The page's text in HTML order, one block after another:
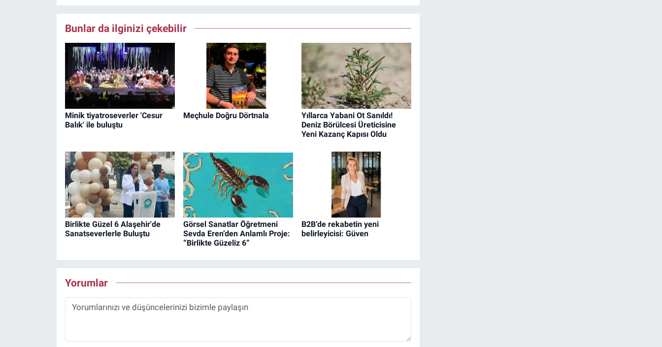
Bunlar da ilginizi çekebilir
Minik tiyatroseverler 'Cesur
Balık' ile buluştu
Meçhule Doğru Dörtnala
Yıllarca Yabani Ot Sanıldı!
Deniz Börülcesi Üreticisine
Yeni Kazanç Kapısı Oldu
Birlikte Güzel 6 Alaşehir'de
Sanatseverlerle Buluştu
Görsel Sanatlar Öğretmeni
Sevda Eren’den Anlamlı Proje:
“Birlikte Güzeliz 6”
B2B’de rekabetin yeni
belirleyicisi: Güven
Yorumlar